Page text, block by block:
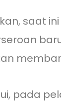
saat ini
pada